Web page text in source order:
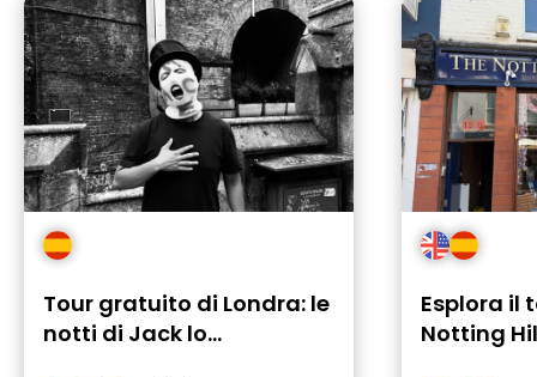
Tour gratuito di Londra: le
notti di Jack lo
Esplora il
Notting